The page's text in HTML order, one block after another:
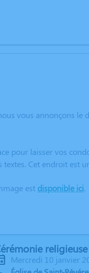
vous annonçons
pour laisser vos
textes. Cet endroit est
est disponible ici.
religieuse
mercredi 10 janvier